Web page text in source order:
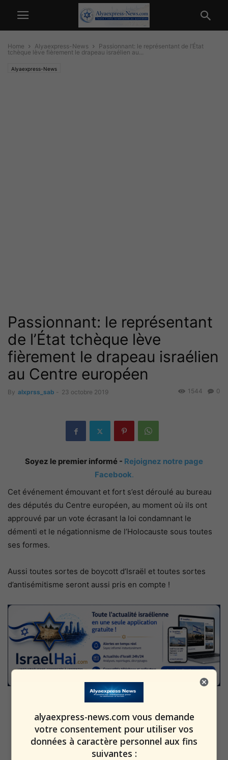
Home Alyaexpress-News
Passionnant: le représentant de l’État
tchèque lève fièrement le drapeau israélien au...
Alyaexpress-News
Passionnant: le représentant
de l’État tchèque lève
fièrement le drapeau israélien
au Centre européen
By alxprss_sab - 23 octobre 2019 0
1544
Soyez le premier informé - Rejoignez notre page
Facebook.
Cet événement émouvant et fort s’est déroulé au bureau
des députés du Centre européen, au moment où ils ont
approuvé par un vote écrasant la loi condamnant le
démenti et le négationnisme de l’Holocauste sous toutes
ses formes.
Aussi toutes sortes de boycott d’Israël et toutes sortes
d’antisémitisme seront aussi pris en compte !
alyaexpress-news.com vous demande
votre consentement pour utiliser vos
données à caractère personnel aux fins
suivantes :